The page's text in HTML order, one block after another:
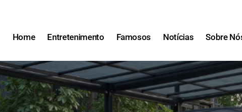
Home Entretenimento Famosos Notícias Sobre